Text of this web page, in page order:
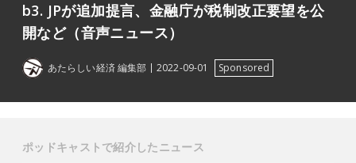
b3. JPが追加提言、金融庁が税制改正要望を公
開など（音声ニュース）
あたらしい経済 編集部 2022-09-01 Sponsored
ポッドキャストで紹介したニュース